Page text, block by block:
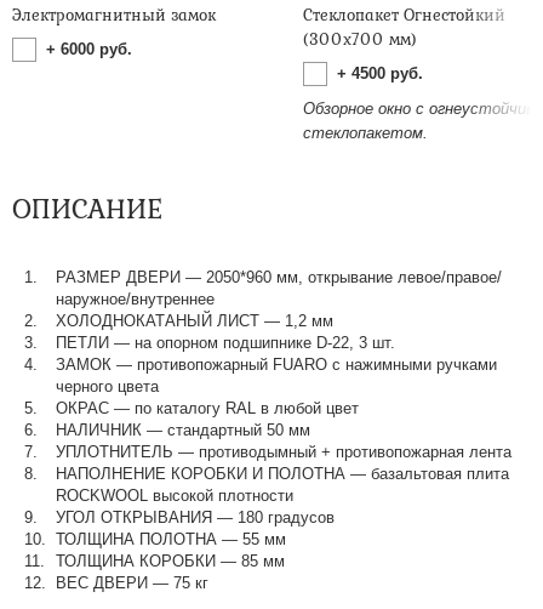
Электромагнитный замок
+ 6000 руб.
Стеклопакет Огнестойкий
(300х700 мм)
+ 4500 руб.
Обзорное окно с
стеклопакетом.
ОПИСАНИЕ
РАЗМЕР ДВЕРИ — 2050*960 мм, открывание левое/правое/
наружное/внутреннее
ХОЛОДНОКАТАНЫЙ ЛИСТ — 1,2 мм
ПЕТЛИ — на опорном подшипнике D-22, 3 шт.
ЗАМОК — противопожарный FUARO с нажимными ручками
черного цвета
ОКРАС — по каталогу RAL в любой цвет​​​​​​​
НАЛИЧНИК — стандартный 50 мм
УПЛОТНИТЕЛЬ — противодымный + противопожарная лента
НАПОЛНЕНИЕ КОРОБКИ И ПОЛОТНА — базальтовая плита
ROCKWOOL высокой плотности
УГОЛ ОТКРЫВАНИЯ — 180 градусов
ТОЛЩИНА ПОЛОТНА — 55 мм
ТОЛЩИНА КОРОБКИ — 85 мм
ВЕС ДВЕРИ — 75 кг